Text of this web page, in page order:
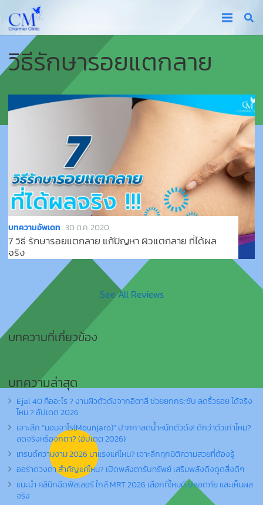
วิธีรักษารอยแตกลาย
บทความอัพเดท 30 ต.ค. 2020
7 วิธี รักษารอยแตกลาย แก้ปัญหา ผิวแตกลาย ที่ได้ผล
จริง
See All Reviews
บทความที่เกี่ยวข้อง
บทความล่าสุด
Ejal 40 คืออะไร ? งานผิวตัวดังจากอิตาลี ช่วยยกกระชับ ลดริ้วรอย ได้จริง
ไหม ? อัปเดต 2026
เจาะลึก “มอนจาโร(Mounjaro)” ปากกาลดน้ำหนักตัวดัง! ดีกว่าตัวเก่าไหม?
ลดจริงหรือจกตา? (อัปเดต 2026)
เทรนด์ความงาม 2026 มาแรงแค่ไหน? เจาะลึกทุกมิติความสวยที่ต้องรู้
ออร่าดวงตา สำคัญแค่ไหน? เปิดพลังตารับทรัพย์ เสริมพลังดึงดูดสิ่งดีๆ
แนะนำ คลินิกฉีดฟิลเลอร์ ใกล้ MRT 2026 เลือกที่ไหนดี ปลอดภัย และเห็นผล
จริง